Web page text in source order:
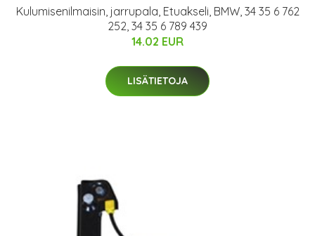
Kulumisenilmaisin, jarrupala, Etuakseli, BMW, 34 35 6 762
252, 34 35 6 789 439
14.02 EUR
LISÄTIETOJA